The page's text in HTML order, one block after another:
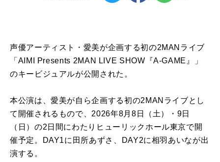
声優アーティスト・愛美が企画する初の2MANライブ
「AIMI Presents 2MAN LIVE SHOW『A-GAME』」
のキービジュアルが公開された。
本公演は、愛美が自ら企画する初の2MANライブとし
て開催されるもので、2026年8月8日（土）・9日
（日）の2日間にわたりヒューリックホール東京で開
催予定。DAY1に田所あずさ、DAY2に相羽あいなが出
演する。